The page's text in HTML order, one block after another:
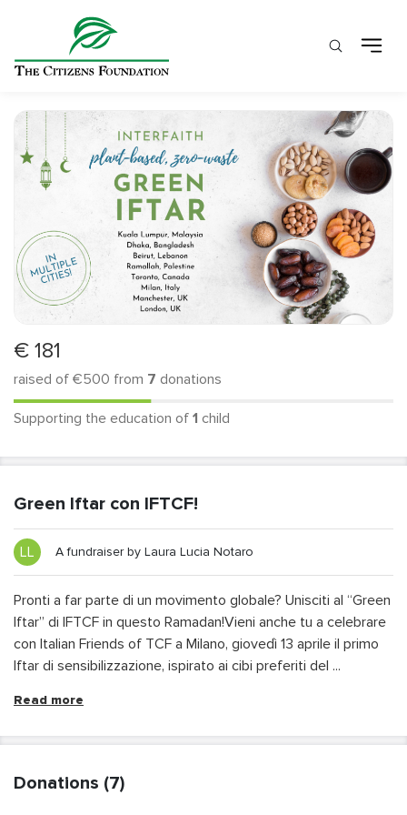
€ 181
raised of €500 from 7 donations
Supporting the education of 1 child
Green Iftar con IFTCF!
LL A fundraiser by Laura Lucia Notaro
Pronti a far parte di un movimento globale? Unisciti al “Green
Iftar” di IFTCF in questo Ramadan!Vieni anche tu a celebrare
con Italian Friends of TCF a Milano, giovedì 13 aprile il primo
Iftar di sensibilizzazione, ispirato ai cibi preferiti del ...
Read more
Donations (7)